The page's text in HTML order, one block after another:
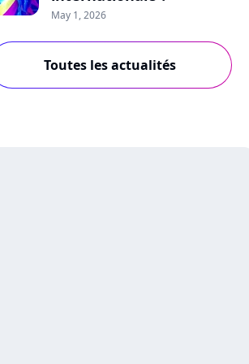
May 1, 2026
Toutes les actualités